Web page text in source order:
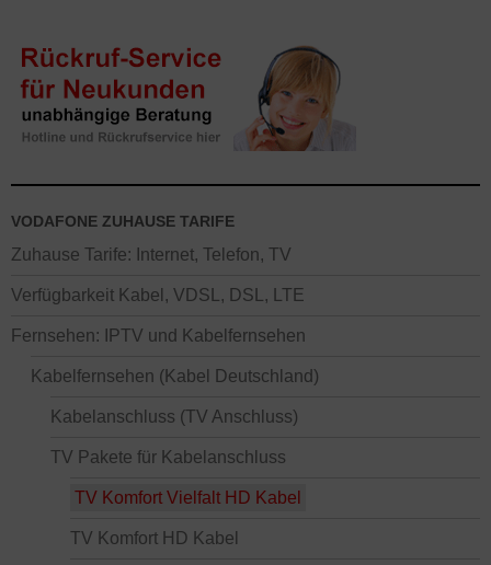
VODAFONE ZUHAUSE TARIFE
Zuhause Tarife: Internet, Telefon, TV
Verfügbarkeit Kabel, VDSL, DSL, LTE
Fernsehen: IPTV und Kabelfernsehen
Kabelfernsehen (Kabel Deutschland)
Kabelanschluss (TV Anschluss)
TV Pakete für Kabelanschluss
TV Komfort Vielfalt HD Kabel
TV Komfort HD Kabel